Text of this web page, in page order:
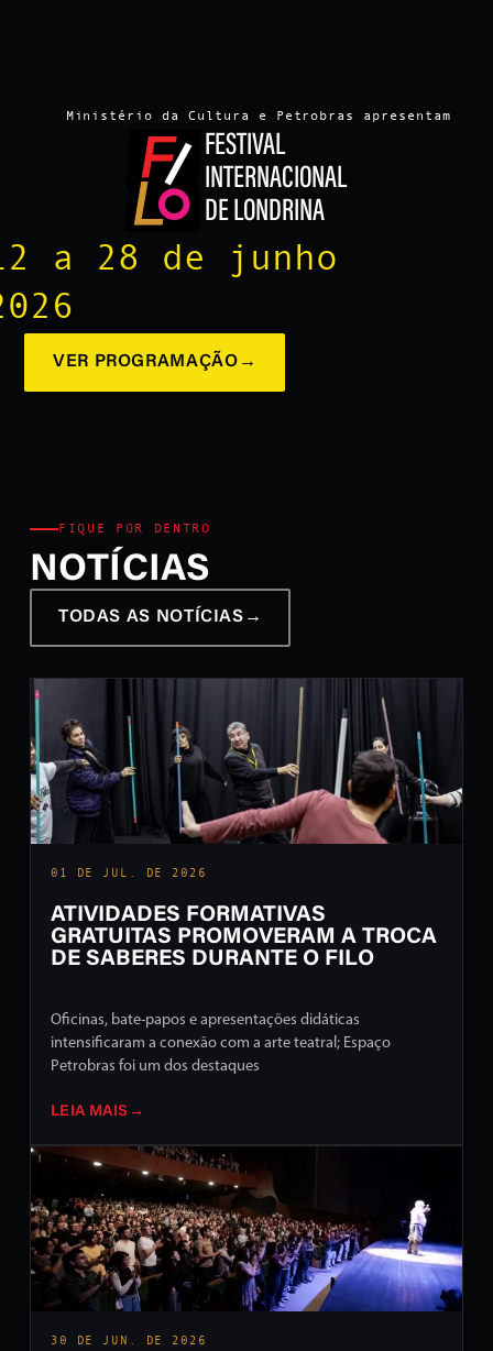
Ministério da Cultura e Petrobras apresentam
FESTIVAL
INTERNACIONAL
DE LONDRINA
a 28 de junho
VER PROGRAMAÇÃO →
FIQUE POR DENTRO
NOTÍCIAS
TODAS AS NOTÍCIAS →
01 DE JUL. DE 2026
ATIVIDADES FORMATIVAS
GRATUITAS PROMOVERAM A TROCA
DE SABERES DURANTE O FILO
Oficinas, bate-papos e apresentações didáticas
intensificaram a conexão com a arte teatral; Espaço
Petrobras foi um dos destaques
LEIA MAIS →
30 DE JUN. DE 2026